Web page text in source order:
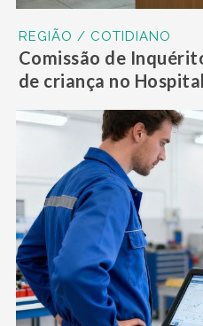
REGIÃO / COTIDIANO
Comissão de
de criança no